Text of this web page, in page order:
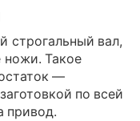
строгальный вал,
Такое
—
по всей
привод.